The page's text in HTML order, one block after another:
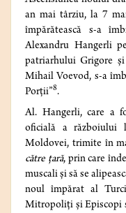
an mai târziu, la 7
împărătească s-a
Alexandru Hangerli
patriarhului Grigore
Mihail Voevod, s-a
Porții”8.
Al. Hangerli, care a
oficială a războiului
Moldovei, trimite în
către țară, prin care
muscali și să se
noul împărat al
Mitropoliți și Episcopi